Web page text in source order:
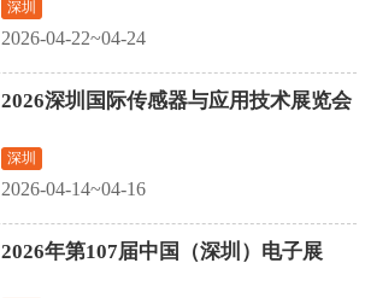
深圳
2026-04-22~04-24
2026深圳国际传感器与应用技术展览会
深圳
2026-04-14~04-16
2026年第107届中国（深圳）电子展